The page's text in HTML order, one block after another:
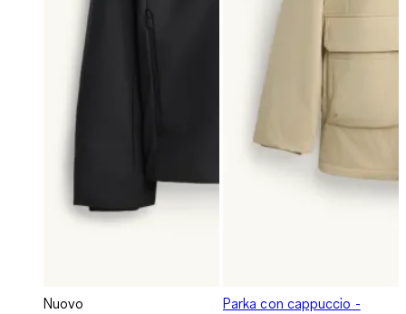
Nuovo
Parka con cappuccio -